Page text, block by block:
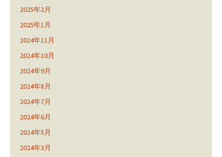
2025年2月
2025年1月
2024年11月
2024年10月
2024年9月
2024年8月
2024年7月
2024年6月
2024年5月
2024年3月